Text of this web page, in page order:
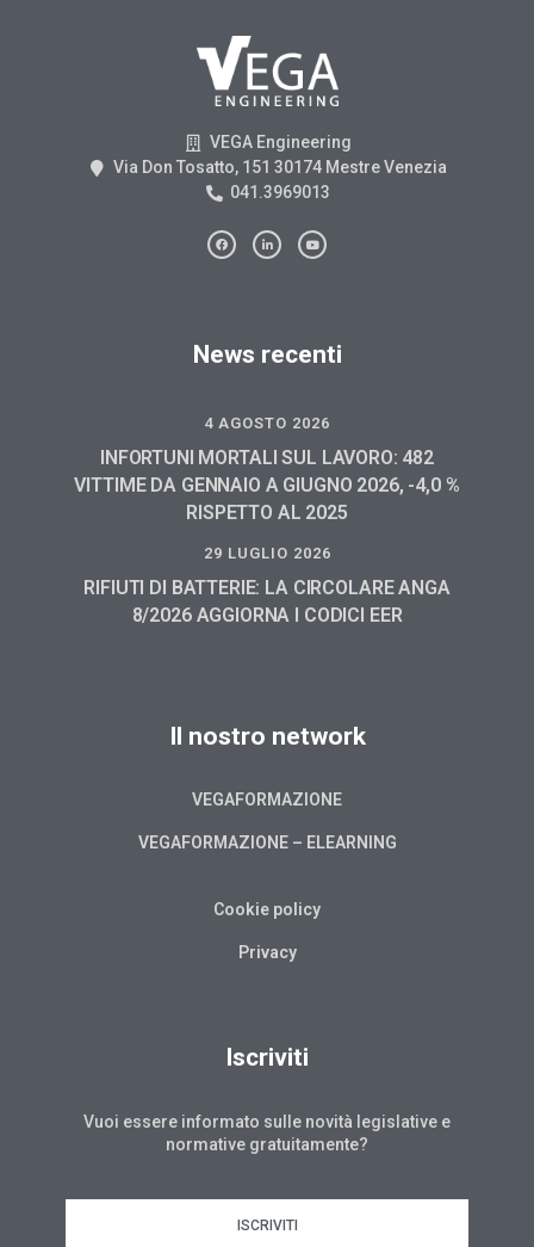
VEGA Engineering
Via Don Tosatto, 151 30174 Mestre Venezia
041.3969013
News recenti
4 AGOSTO 2026
INFORTUNI MORTALI SUL LAVORO: 482
VITTIME DA GENNAIO A GIUGNO 2026, -4,0 %
RISPETTO AL 2025
29 LUGLIO 2026
RIFIUTI DI BATTERIE: LA CIRCOLARE ANGA
8/2026 AGGIORNA I CODICI EER
Il nostro network
VEGAFORMAZIONE
VEGAFORMAZIONE – ELEARNING
Cookie policy
Privacy
Iscriviti
Vuoi essere informato sulle novità legislative e
normative gratuitamente?
ISCRIVITI